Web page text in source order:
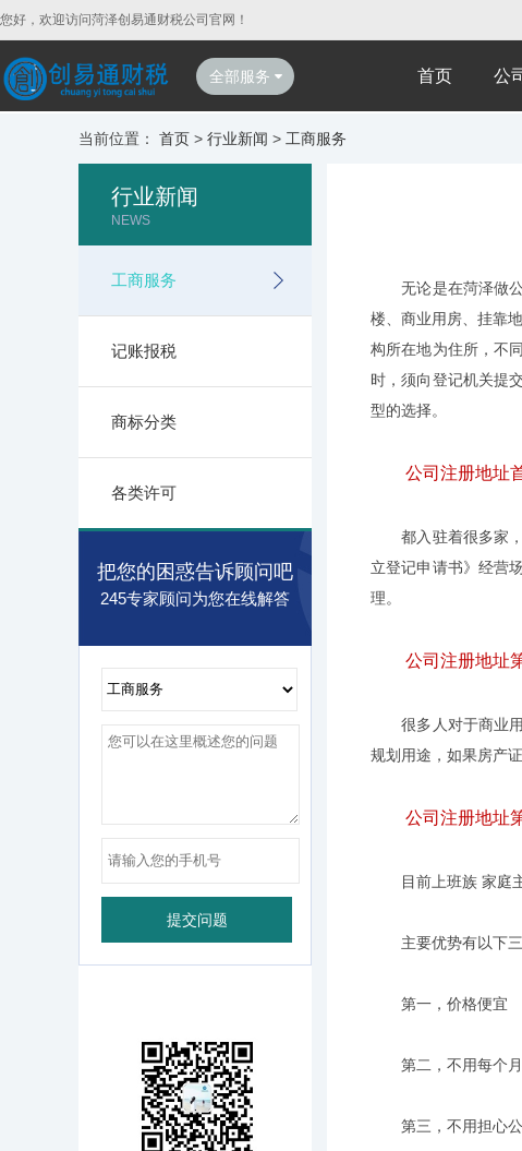
您好，欢迎访问菏泽创易通财税公司官网！
全部服务 首页 公
当前位置： 首页 > 行业新闻 > 工商服务
行业新闻
NEWS
工商服务
记账报税
商标分类
各类许可
把您的困惑告诉顾问吧
245专家顾问为您在线解答
无论是在菏泽做公
楼、商业用房、挂靠
构所在地为住所，不
时，须向登记机关提
型的选择。
公司注册地址
都入驻着很多家，
立登记申请书》经营
理。
公司注册地址
很多人对于商业用
规划用途，如果房产
公司注册地址
目前上班族 家庭主
主要优势有以下
第一，价格便宜
第二，不用每个月
第三，不用担心公